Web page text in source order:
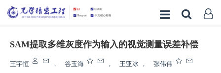
SAM提取多维灰度作为输入的视觉测量误差补偿
王宇恒 ， 谷玉海 ， 王亚冰 ，
张伟伟